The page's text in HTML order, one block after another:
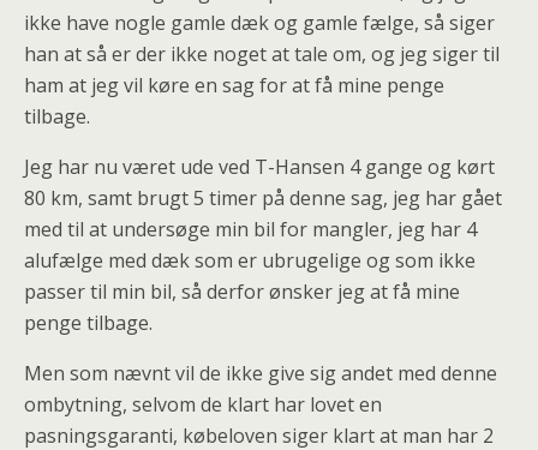
ikke have nogle gamle dæk og gamle fælge, så siger
han at så er der ikke noget at tale om, og jeg siger til
ham at jeg vil køre en sag for at få mine penge
tilbage.
Jeg har nu været ude ved T-Hansen 4 gange og kørt
80 km, samt brugt 5 timer på denne sag, jeg har gået
med til at undersøge min bil for mangler, jeg har 4
alufælge med dæk som er ubrugelige og som ikke
passer til min bil, så derfor ønsker jeg at få mine
penge tilbage.
Men som nævnt vil de ikke give sig andet med denne
ombytning, selvom de klart har lovet en
pasningsgaranti, købeloven siger klart at man har 2